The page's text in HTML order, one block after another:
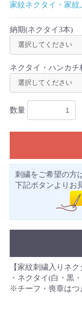
家紋ネクタイ・家紋
納期(ネクタイ3本)
ネクタイ・ハンカチ
数量
刺繍をご希望の方
下記ボタンよりお
【家紋刺繍入りネク
・ネクタイ(白・黒
※チーフ・喪章はつ